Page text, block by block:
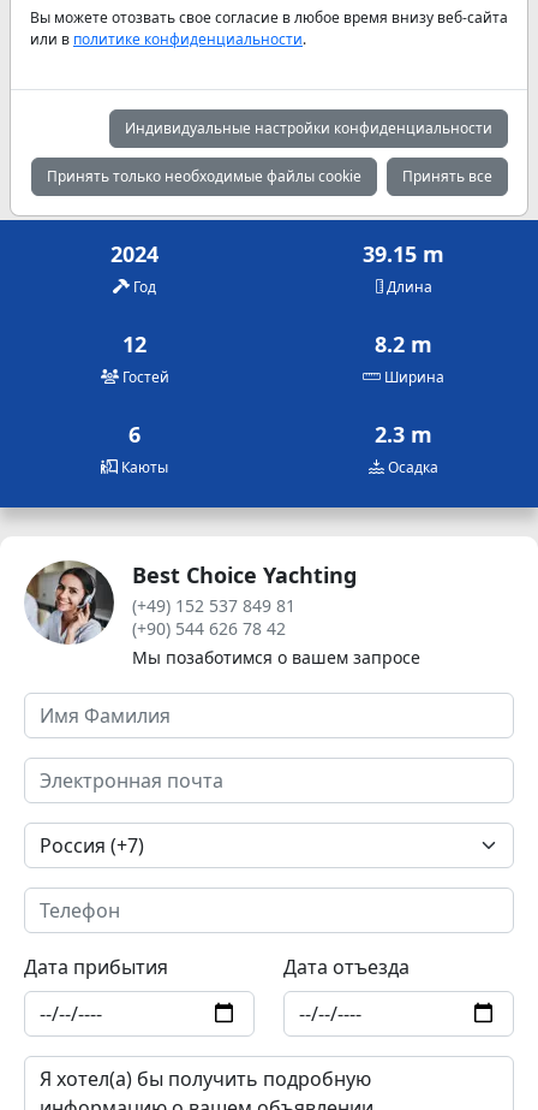
Наличие и актуальные цены по договоренности
10,725 € 11,145 € 12,145 €
Август
12,145 €
Сентябрь
11,145 €
Октябрь
10,725 €
2024
Год
39.15 m
Длина
12
Гостей
8.2 m
Ширина
6
Каюты
2.3 m
Осадка
Best Choice Yachting
(+49) 152 537 849 81
(+90) 544 626 78 42
Мы позаботимся о вашем запросе
Дата прибытия Дата отъезда
Вы можете отозвать свое согласие в любое время внизу веб-сайта
или в политике конфиденциальности.
Индивидуальные настройки конфиденциальности
Принять только необходимые файлы cookie Принять все